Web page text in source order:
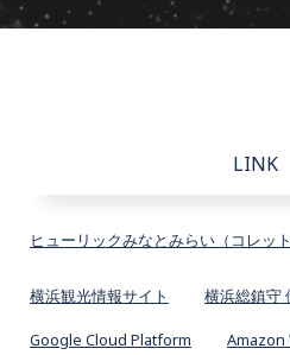
LINK
ヒューリックみなとみらい（コレット
横浜観光情報サイト 横浜総鎮守
Google Cloud Platform Amazon